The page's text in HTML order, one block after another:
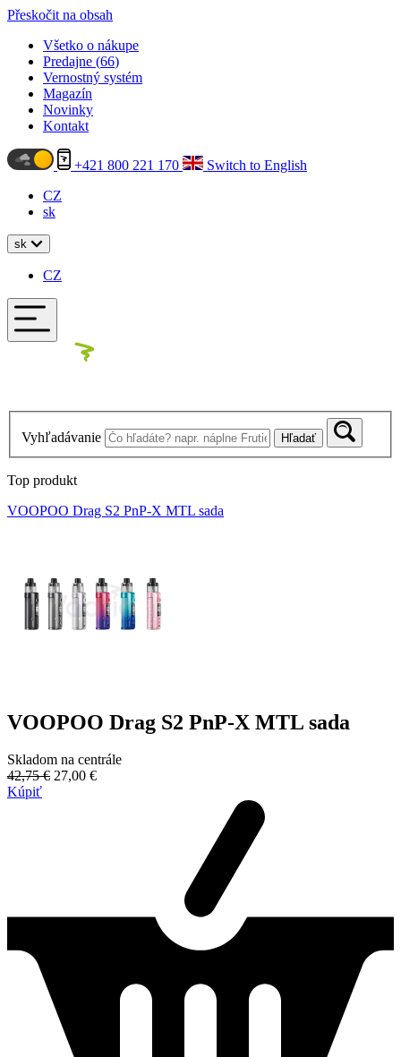
Přeskočit na obsah
Všetko o nákupe
Predajne (66)
Vernostný systém
Magazín
Novinky
Kontakt
+421 800 221 170
Switch to English
CZ
sk
sk
CZ
Vyhľadávanie Hľadať
Top produkt
VOOPOO Drag S2 PnP-X MTL sada
VOOPOO Drag S2 PnP-X MTL sada
Skladom na centrále
42,75 € 27,00 €
Kúpiť